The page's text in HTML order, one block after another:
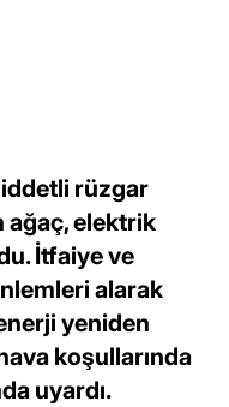
rüzgar
elektrik
İtfaiye ve
alarak
yeniden
koşullarında
uyardı.